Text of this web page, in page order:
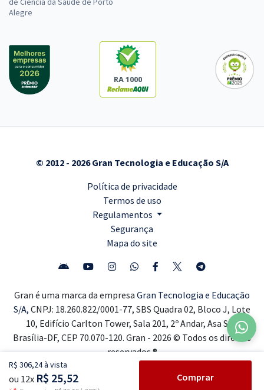
R$ 306,24 à vista
ou 12x R$ 25,52 Comprar
Alegre
RA 1000
© 2012 - 2026 Gran Tecnologia e Educação S/A
Política de privacidade
Termos de uso
Regulamentos
Segurança
Mapa do site
Gran é uma marca da empresa Gran Tecnologia e Educação
S/A, CNPJ: 18.260.822/0001-77, SBS Quadra 02, Bloco J, Lote
10, Edifício Carlton Tower, Sala 201, 2º Andar, Asa Sul,
Brasília-DF, CEP 70.070-120. Gran - 2026 © Todos os direitos
reservados ®